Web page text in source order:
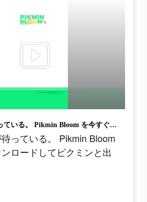
ピクミン達が待っている。 Pikmin Bloom を今すぐダウンロードしてピクミンと出会おう。
っている。 Pikmin Bloom
ロードしてピクミンと出